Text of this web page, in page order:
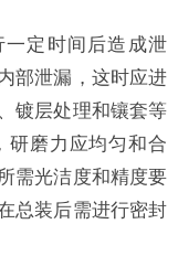
定时间后造成泄
部泄漏，这时应进
镀层处理和镶套等
研磨力应均匀和合
需光洁度和精度要
总装后需进行密封